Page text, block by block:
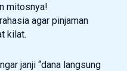
mitosnya!
agar pinjaman
kilat.
janji “dana langsung